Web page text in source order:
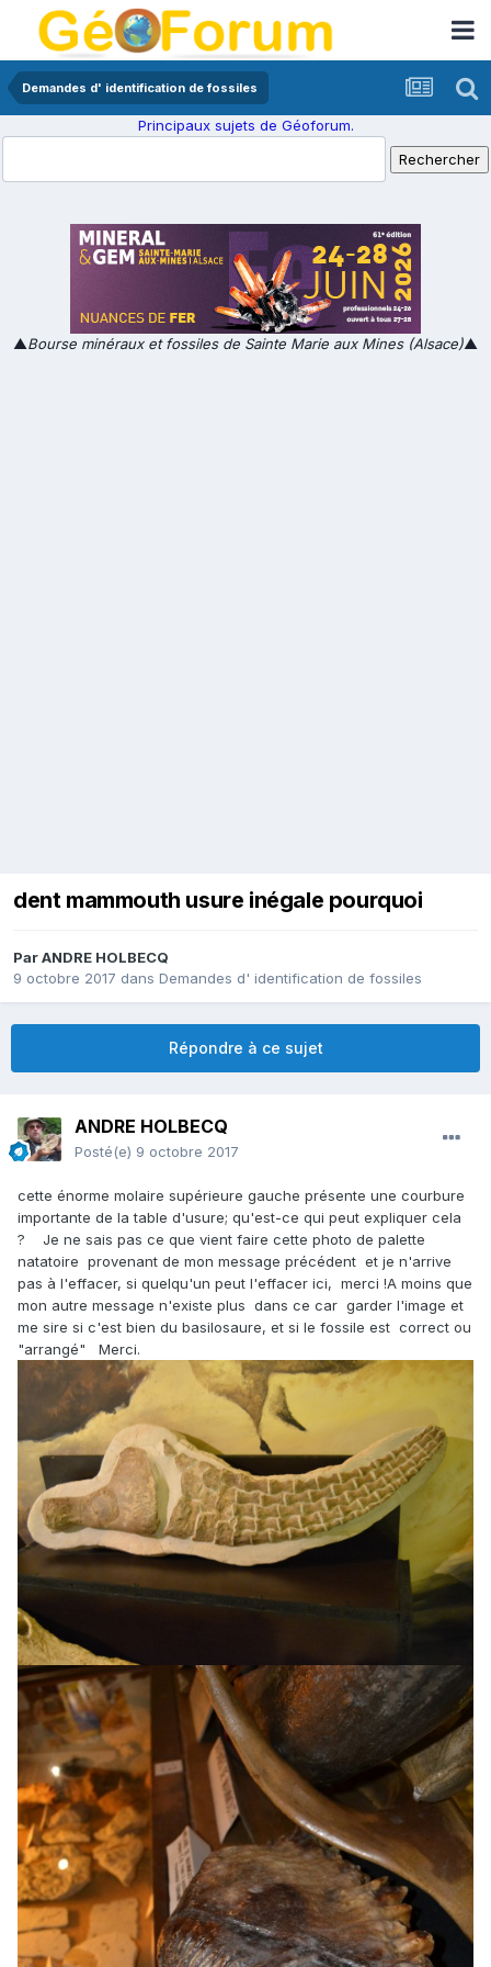
Demandes d' identification de fossiles
Principaux sujets de Géoforum.
▲Bourse minéraux et fossiles de Sainte Marie aux Mines (Alsace)▲
dent mammouth usure inégale pourquoi
ParANDRE HOLBECQ
9 octobre 2017 dans Demandes d' identification de fossiles
Répondre à ce sujet
ANDRE HOLBECQ
Posté(e) 9 octobre 2017
cette énorme molaire supérieure gauche présente une courbure
importante de la table d'usure; qu'est-ce qui peut expliquer cela
? Je ne sais pas ce que vient faire cette photo de palette
natatoire provenant de mon message précédent et je n'arrive
pas à l'effacer, si quelqu'un peut l'effacer ici, merci !A moins que
mon autre message n'existe plus dans ce car garder l'image et
me sire si c'est bien du basilosaure, et si le fossile est correct ou
"arrangé" Merci.